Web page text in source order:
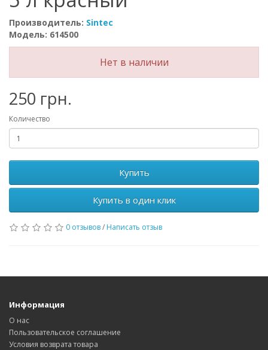
Производитель: Sintec
Модель: 614500
Нет в наличии
250 грн.
Количество
Купить
Купить в один клик
0 отзывов/ Написать отзыв
Информация
О нас
Пользовательское соглашение
Условия возврата товара